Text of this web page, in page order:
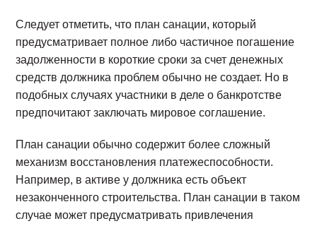
Следует отметить, что план санации, который
предусматривает полное либо частичное погашение
задолженности в короткие сроки за счет денежных
средств должника проблем обычно не создает. Но в
подобных случаях участники в деле о банкротстве
предпочитают заключать мировое соглашение.
План санации обычно содержит более сложный
механизм восстановления платежеспособности.
Например, в активе у должника есть объект
незаконченного строительства. План санации в таком
случае может предусматривать привлечения